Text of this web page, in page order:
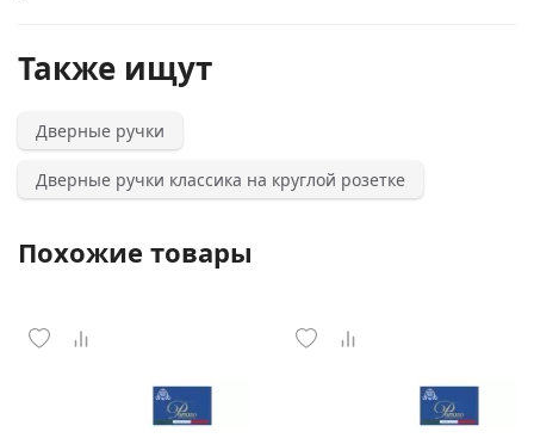
Также ищут
Дверные ручки
Дверные ручки классика на круглой розетке
Похожие товары